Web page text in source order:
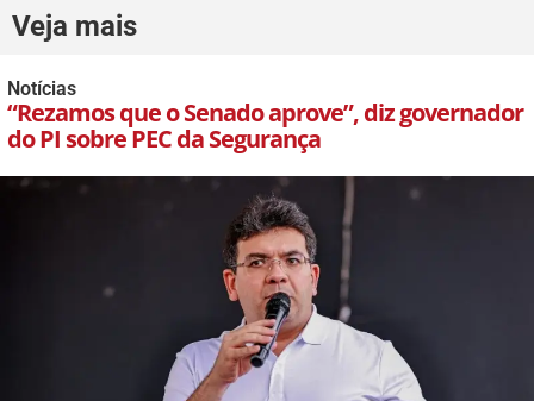
Veja mais
Notícias
“Rezamos que o Senado aprove”, diz governador
do PI sobre PEC da Segurança